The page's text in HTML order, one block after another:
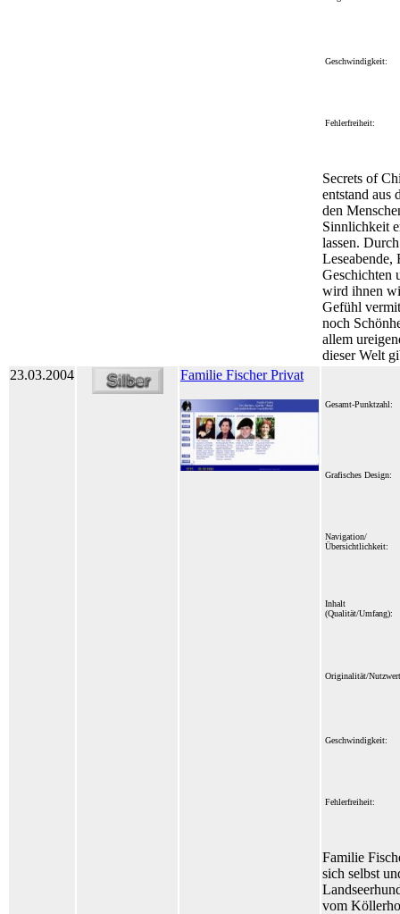
Geschwindigkeit:
Fehlerfreiheit:
Secrets of
entstand aus
den
Sinnlichkeit
lassen.
Leseabende,
Geschichten
wird ihnen
Gefühl
noch
allem
dieser Welt
23.03.2004
Familie Fischer Privat
Gesamt-Punktzahl:
Grafisches Design:
Navigation/
Übersichtlichkeit:
Inhalt
(Qualität/Umfang):
Originalität/
Geschwindigkeit:
Fehlerfreiheit:
Familie
sich selbst
vom